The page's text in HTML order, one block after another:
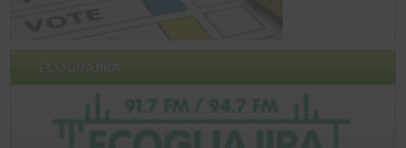
ECOGUAJIRA